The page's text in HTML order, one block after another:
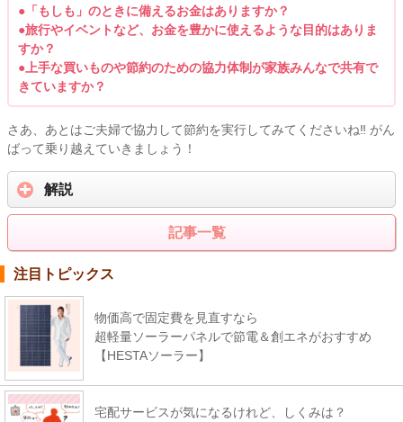
●「もしも」のときに備えるお金はありますか？
●旅行やイベントなど、お金を豊かに使えるような目的はありま
すか？
●上手な買いものや節約のための協力体制が家族みんなで共有で
きていますか？
さあ、あとはご夫婦で協力して節約を実行してみてくださいね‼ がん
ばって乗り越えていきましょう！
解説
記事一覧
注目トピックス
物価高で固定費を見直すなら
超軽量ソーラーパネルで節電＆創エネがおすすめ
【HESTAソーラー】
宅配サービスが気になるけれど、しくみは？